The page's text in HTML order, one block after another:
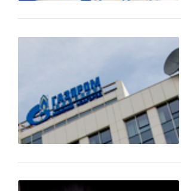
чем интересен Оман?